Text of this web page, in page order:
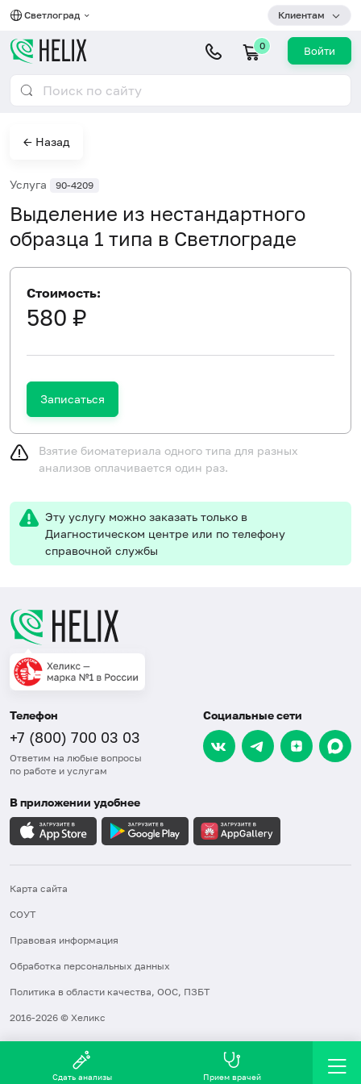
Светлоград Клиентам
0 Войти
← Назад
Услуга 90-4209
Выделение из нестандартного
образца 1 типа в Светлограде
Стоимость:
580 ₽
Записаться
Взятие биоматериала одного типа для разных
анализов оплачивается один раз.
Эту услугу можно заказать только в
Диагностическом центре или по телефону
справочной службы
Телефон
+7 (800) 700 03 03
Ответим на любые вопросы
по работе и услугам
Социальные сети
В приложении удобнее
Карта сайта
СОУТ
Правовая информация
Обработка персональных данных
Политика в области качества, ООС, ПЗБТ
2016-2026 © Хеликс
Сдать анализы Прием врачей